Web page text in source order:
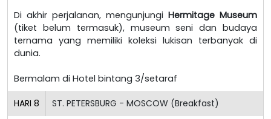
Di akhir perjalanan, mengunjungi Hermitage Museum
(tiket belum termasuk), museum seni dan budaya
ternama yang memiliki koleksi lukisan terbanyak di
dunia.
Bermalam di Hotel bintang 3/setaraf
HARI 8 ST. PETERSBURG - MOSCOW (Breakfast)